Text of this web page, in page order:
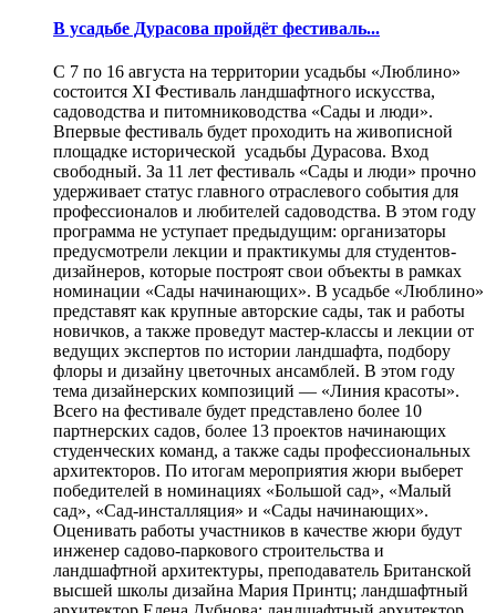
В усадьбе Дурасова пройдёт фестиваль...
С 7 по 16 августа на территории усадьбы «Люблино»
состоится XI Фестиваль ландшафтного искусства,
садоводства и питомниководства «Сады и люди».
Впервые фестиваль будет проходить на живописной
площадке исторической усадьбы Дурасова. Вход
свободный. За 11 лет фестиваль «Сады и люди» прочно
удерживает статус главного отраслевого события для
профессионалов и любителей садоводства. В этом году
программа не уступает предыдущим: организаторы
предусмотрели лекции и практикумы для студентов-
дизайнеров, которые построят свои объекты в рамках
номинации «Сады начинающих». В усадьбе «Люблино»
представят как крупные авторские сады, так и работы
новичков, а также проведут мастер-классы и лекции от
ведущих экспертов по истории ландшафта, подбору
флоры и дизайну цветочных ансамблей. В этом году
тема дизайнерских композиций — «Линия красоты».
Всего на фестивале будет представлено более 10
партнерских садов, более 13 проектов начинающих
студенческих команд, а также сады профессиональных
архитекторов. По итогам мероприятия жюри выберет
победителей в номинациях «Большой сад», «Малый
сад», «Сад-инсталляция» и «Сады начинающих».
Оценивать работы участников в качестве жюри будут
инженер садово-паркового строительства и
ландшафтной архитектуры, преподаватель Британской
высшей школы дизайна Мария Принтц; ландшафтный